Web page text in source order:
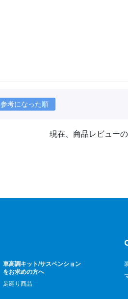
参考になった順
現在、商品レビュー
車高調キット/サスペンション
をお求めの方へ
足廻り商品